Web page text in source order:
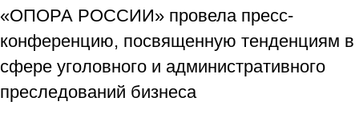
«ОПОРА РОССИИ» провела пресс-
конференцию, посвященную тенденциям в
сфере уголовного и административного
преследований бизнеса